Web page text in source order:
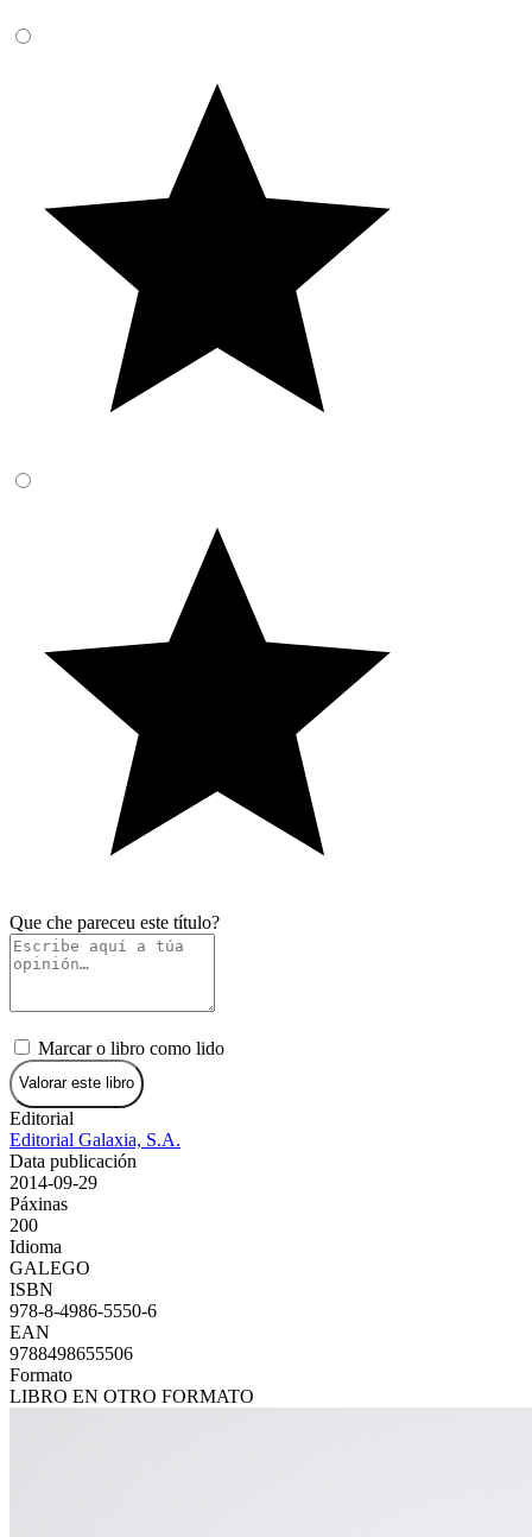
Que che pareceu este título?
Marcar o libro como lido
Valorar este libro
Editorial
Editorial Galaxia, S.A.
Data publicación
2014-09-29
Páxinas
200
Idioma
GALEGO
ISBN
978-8-4986-5550-6
EAN
9788498655506
Formato
LIBRO EN OTRO FORMATO